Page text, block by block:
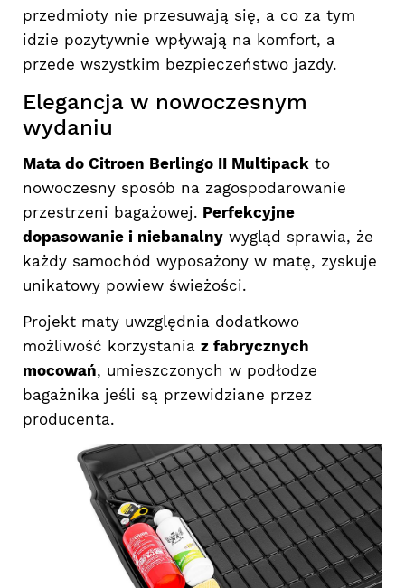
przedmioty nie przesuwają się, a co za tym
idzie pozytywnie wpływają na komfort, a
przede wszystkim bezpieczeństwo jazdy.
Elegancja w nowoczesnym
wydaniu
Mata do Citroen Berlingo II Multipack to
nowoczesny sposób na zagospodarowanie
przestrzeni bagażowej. Perfekcyjne
dopasowanie i niebanalny wygląd sprawia, że
każdy samochód wyposażony w matę, zyskuje
unikatowy powiew świeżości.
Projekt maty uwzględnia dodatkowo
możliwość korzystania z fabrycznych
mocowań, umieszczonych w podłodze
bagażnika jeśli są przewidziane przez
producenta.